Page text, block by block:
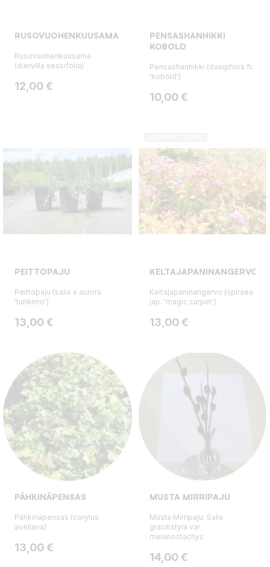
RUSOVUOHENKUUSAMA
Rusovuohenkuusama
(diervilla sessifolia)
Hinta
12,00 €
PENSASHANHIKKI
KOBOLD
Pensashanhikki (dasiphora fr.
'kobold')
Hinta
10,00 €
PEITTOPAJU
Peittopaju (salix x aurora
'tuhkimo')
Hinta
13,00 €
KELTAJAPANINANGERVO
Keltajapaninangervo (spiraea
jap. 'magic carpet')
Hinta
13,00 €
PÄHKINÄPENSAS
Pähkinäpensas (corylus
avellana)
Hinta
13,00 €
MUSTA MIRRIPAJU
Musta Mirripaju. Salix
gracilistyla var
melanostachys
Hinta
14,00 €